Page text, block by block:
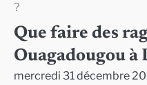
?
Que faire des
Ouagadougou à
mercredi 31 décembre